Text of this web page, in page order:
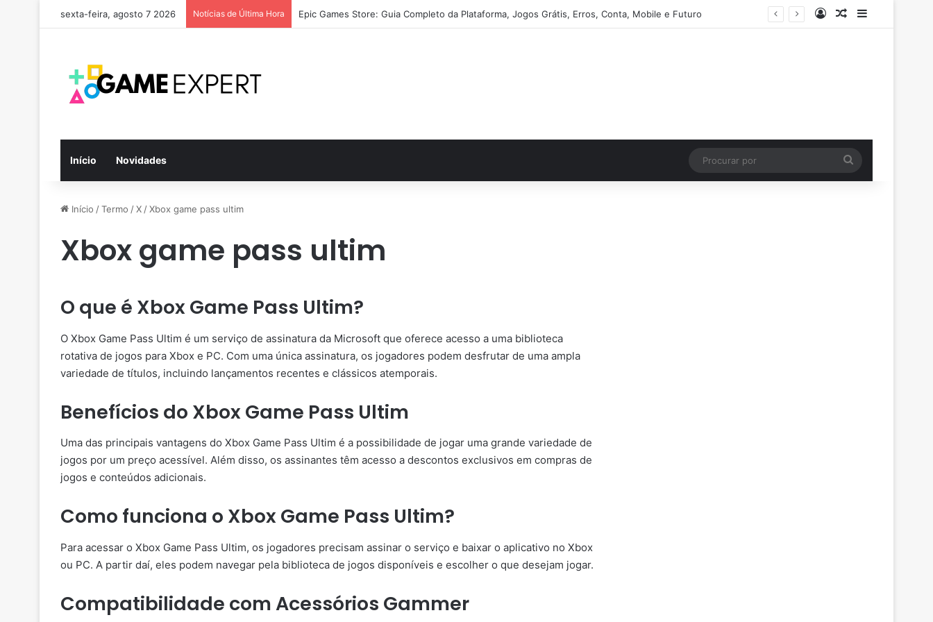
sexta-feira, agosto 7 2026 Notícias de Última Hora Epic Games Store: Guia Completo da Plataforma, Jogos Grátis, Erros, Conta, Mobile e Futuro EntrarArtigo aleatório
Barra Lateral
Início Novidades
por
Início /Termo /X /Xbox game pass ultim
Xbox game pass ultim
O que é Xbox Game Pass Ultim?
O Xbox Game Pass Ultim é um serviço de assinatura da Microsoft que oferece acesso a uma biblioteca
rotativa de jogos para Xbox e PC. Com uma única assinatura, os jogadores podem desfrutar de uma ampla
variedade de títulos, incluindo lançamentos recentes e clássicos atemporais.
Benefícios do Xbox Game Pass Ultim
Uma das principais vantagens do Xbox Game Pass Ultim é a possibilidade de jogar uma grande variedade de
jogos por um preço acessível. Além disso, os assinantes têm acesso a descontos exclusivos em compras de
jogos e conteúdos adicionais.
Como funciona o Xbox Game Pass Ultim?
Para acessar o Xbox Game Pass Ultim, os jogadores precisam assinar o serviço e baixar o aplicativo no Xbox
ou PC. A partir daí, eles podem navegar pela biblioteca de jogos disponíveis e escolher o que desejam jogar.
Compatibilidade com Acessórios Gammer